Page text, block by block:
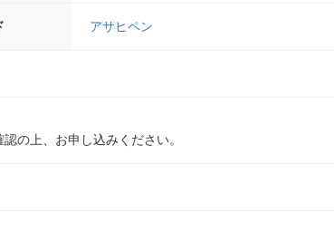
アサヒペン
の上、お申し込みください。